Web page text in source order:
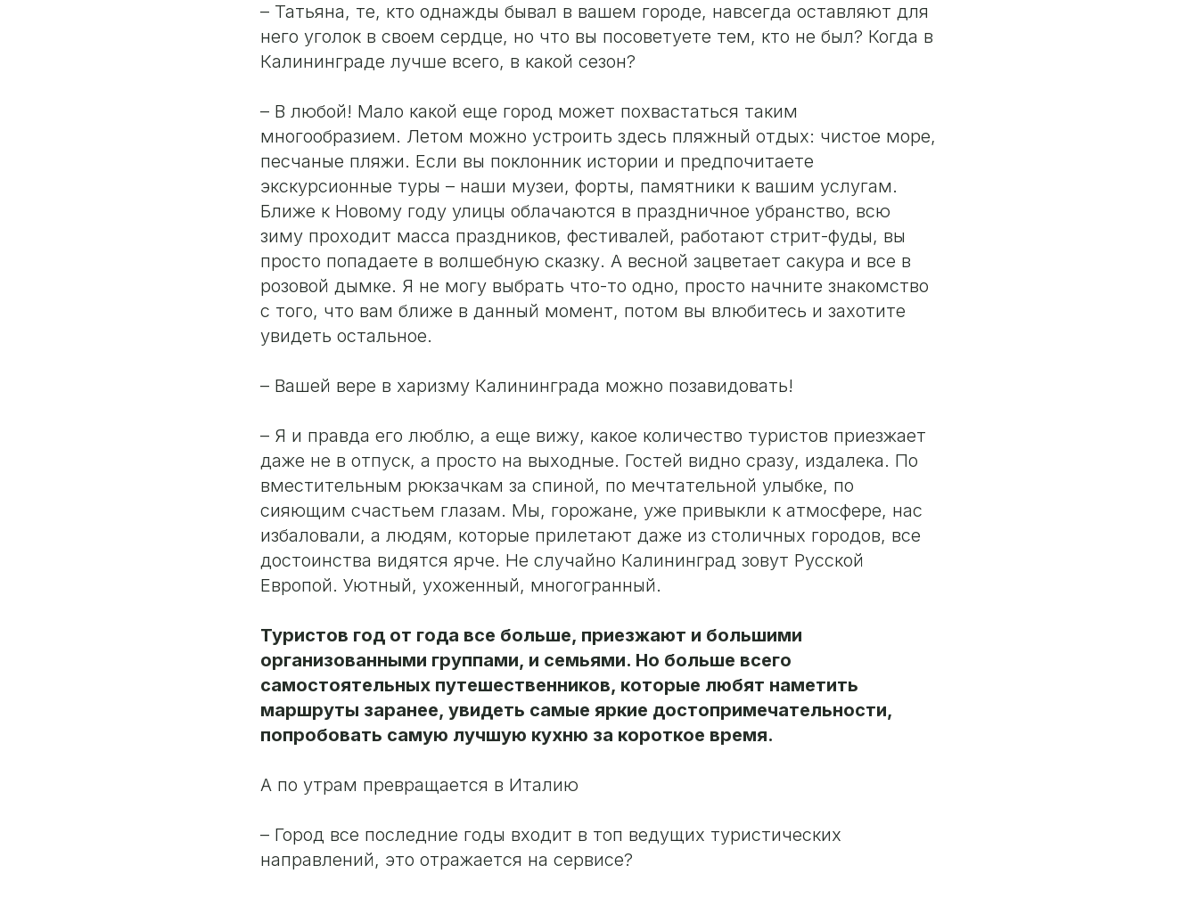
– Татьяна, те, кто однажды бывал в вашем городе, навсегда оставляют для
него уголок в своем сердце, но что вы посоветуете тем, кто не был? Когда в
Калининграде лучше всего, в какой сезон?
– В любой! Мало какой еще город может похвастаться таким
многообразием. Летом можно устроить здесь пляжный отдых: чистое море,
песчаные пляжи. Если вы поклонник истории и предпочитаете
экскурсионные туры – наши музеи, форты, памятники к вашим услугам.
Ближе к Новому году улицы облачаются в праздничное убранство, всю
зиму проходит масса праздников, фестивалей, работают стрит-фуды, вы
просто попадаете в волшебную сказку. А весной зацветает сакура и все в
розовой дымке. Я не могу выбрать что-то одно, просто начните знакомство
с того, что вам ближе в данный момент, потом вы влюбитесь и захотите
увидеть остальное.
– Вашей вере в харизму Калининграда можно позавидовать!
– Я и правда его люблю, а еще вижу, какое количество туристов приезжает
даже не в отпуск, а просто на выходные. Гостей видно сразу, издалека. По
вместительным рюкзачкам за спиной, по мечтательной улыбке, по
сияющим счастьем глазам. Мы, горожане, уже привыкли к атмосфере, нас
избаловали, а людям, которые прилетают даже из столичных городов, все
достоинства видятся ярче. Не случайно Калининград зовут Русской
Европой. Уютный, ухоженный, многогранный.
Туристов год от года все больше, приезжают и большими
организованными группами, и семьями. Но больше всего
самостоятельных путешественников, которые любят наметить
маршруты заранее, увидеть самые яркие достопримечательности,
попробовать самую лучшую кухню за короткое время.
А по утрам превращается в Италию
– Город все последние годы входит в топ ведущих туристических
направлений, это отражается на сервисе?